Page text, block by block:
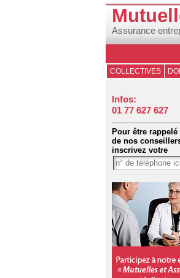
Assurance
COLLECTIVES
Infos:
01 77 627 627
Pour être
de nos
inscrivez votre